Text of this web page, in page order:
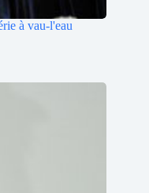
à vau-l'eau